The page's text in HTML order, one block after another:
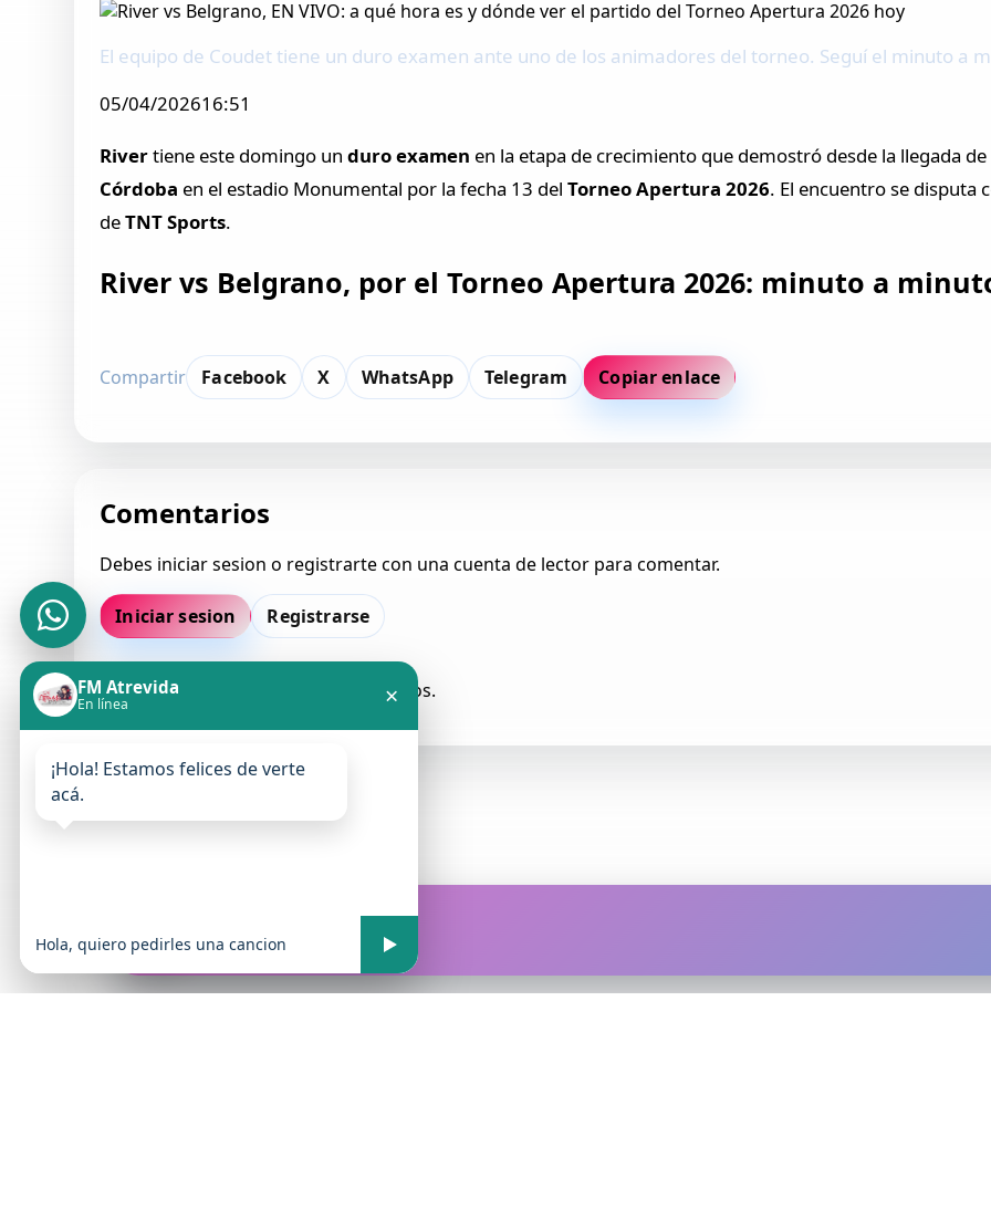
El equipo de Coudet tiene un duro examen ante uno de los animadores del torneo. Seguí el minuto a
05/04/202616:51
Rivertiene este domingo unduro examen en la etapa de crecimiento que demostró desde la llegada
Córdoba en el estadio Monumental por la fecha 13 delTorneo Apertura 2026. El encuentro se disputa
deTNT Sports.
River vs Belgrano, por el Torneo Apertura 2026: minuto a
Compartir Facebook X WhatsApp Telegram Copiar enlace
Comentarios
Debes iniciar sesion o registrarte con una cuenta de lector para comentar.
Iniciar sesion Registrarse
Todavia no hay comentarios aprobados.
En vivo
FM Atrevida
En línea ×
¡Hola! Estamos felices de verte
acá.